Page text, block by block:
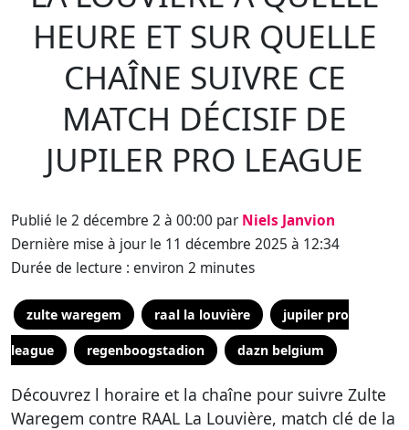
HEURE ET SUR QUELLE
CHAÎNE SUIVRE CE
MATCH DÉCISIF DE
JUPILER PRO LEAGUE
Publié le 2 décembre 2 à 00:00 par Niels Janvion
Dernière mise à jour le 11 décembre 2025 à 12:34
Durée de lecture : environ 2 minutes
zulte waregem raal la louvière jupiler pro
league regenboogstadion dazn belgium
Découvrez l horaire et la chaîne pour suivre Zulte
Waregem contre RAAL La Louvière, match clé de la